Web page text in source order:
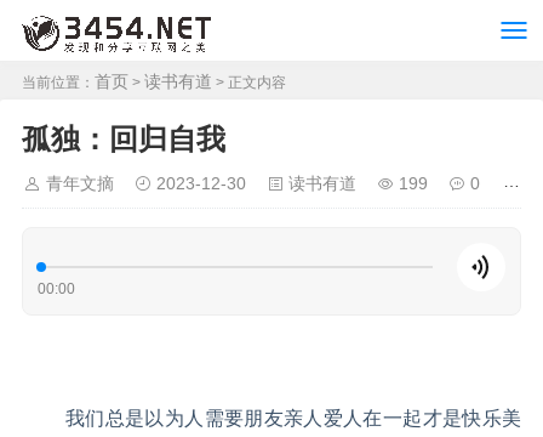
当前位置： 首页 > 读书有道 > 正文内容
孤独：回归自我
青年文摘 2023-12-30 读书有道 199 0
00:00
我们总是以为人需要朋友亲人爱人在一起才是快乐美